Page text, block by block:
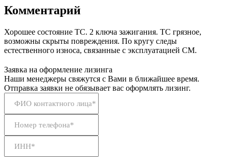
Комментарий
Хорошее состояние ТС. 2 ключа зажигания. ТС грязное,
возможны скрыты повреждения. По кругу следы
естественного износа, связанные с эксплуатацией СМ.
Заявка на оформление лизинга
Наши менеджеры свяжутся с Вами в ближайшее время.
Отправка заявки не обязывает вас оформлять лизинг.
ФИО контактного лица*
Номер телефона*
ИНН*